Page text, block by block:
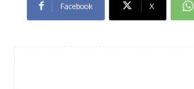
Facebook X